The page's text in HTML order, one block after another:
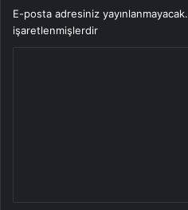
E-posta adresiniz yayınlanmayacak.
işaretlenmişlerdir